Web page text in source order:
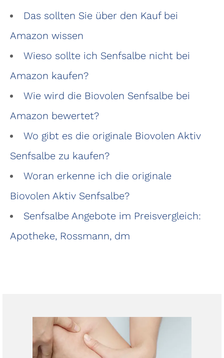
Das sollten Sie über den Kauf bei
Amazon wissen
Wieso sollte ich Senfsalbe nicht bei
Amazon kaufen?
Wie wird die Biovolen Senfsalbe bei
Amazon bewertet?
Wo gibt es die originale Biovolen Aktiv
Senfsalbe zu kaufen?
Woran erkenne ich die originale
Biovolen Aktiv Senfsalbe?
Senfsalbe Angebote im Preisvergleich:
Apotheke, Rossmann, dm